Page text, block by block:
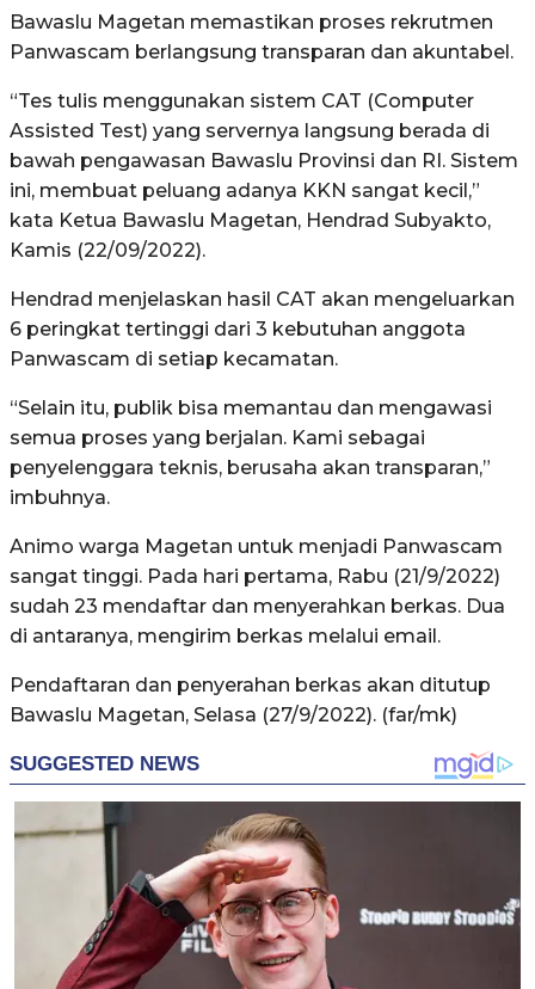
Bawaslu Magetan memastikan proses rekrutmen
Panwascam berlangsung transparan dan akuntabel.
“Tes tulis menggunakan sistem CAT (Computer
Assisted Test) yang servernya langsung berada di
bawah pengawasan Bawaslu Provinsi dan RI. Sistem
ini, membuat peluang adanya KKN sangat kecil,”
kata Ketua Bawaslu Magetan, Hendrad Subyakto,
Kamis (22/09/2022).
Hendrad menjelaskan hasil CAT akan mengeluarkan
6 peringkat tertinggi dari 3 kebutuhan anggota
Panwascam di setiap kecamatan.
“Selain itu, publik bisa memantau dan mengawasi
semua proses yang berjalan. Kami sebagai
penyelenggara teknis, berusaha akan transparan,”
imbuhnya.
Animo warga Magetan untuk menjadi Panwascam
sangat tinggi. Pada hari pertama, Rabu (21/9/2022)
sudah 23 mendaftar dan menyerahkan berkas. Dua
di antaranya, mengirim berkas melalui email.
Pendaftaran dan penyerahan berkas akan ditutup
Bawaslu Magetan, Selasa (27/9/2022). (far/mk)